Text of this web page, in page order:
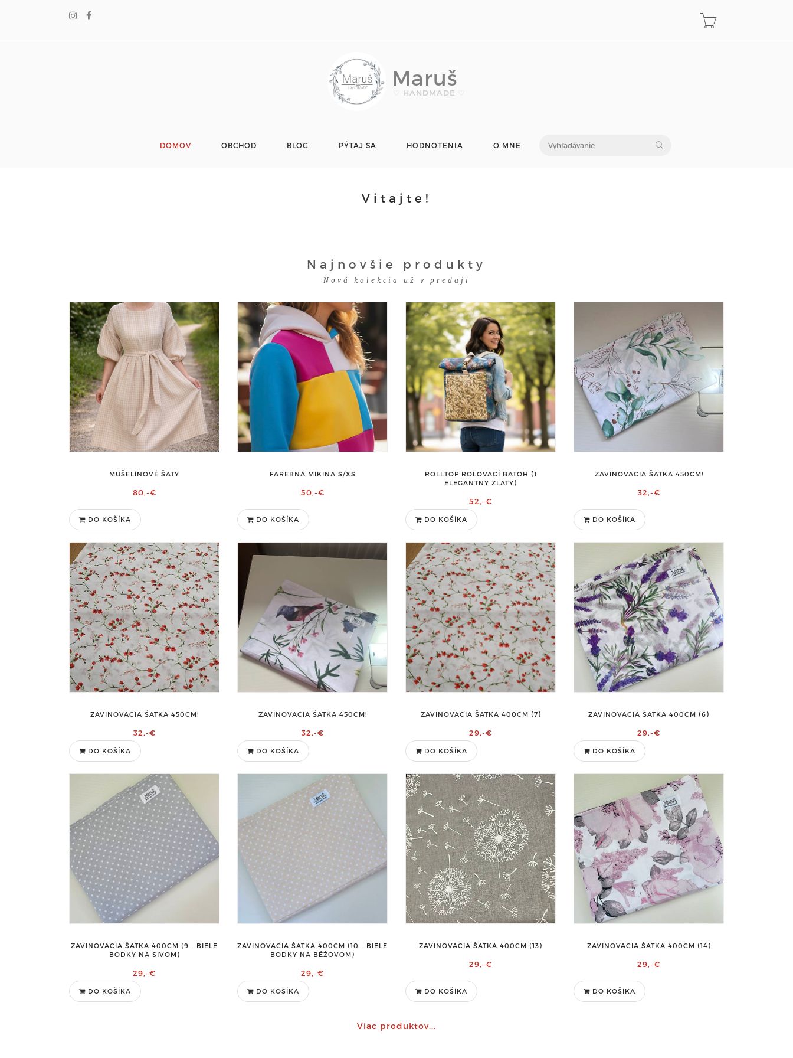
Maruš
♡ HANDMADE ♡
DOMOV OBCHOD BLOG PÝTAJ SA HODNOTENIA O MNE
Vitajte!
Najnovšie produkty
Nová kolekcia už v predaji
MUŠELÍNOVÉ ŠATY
80,-€
DO KOŠÍKA
FAREBNÁ MIKINA S/XS
50,-€
DO KOŠÍKA
ROLLTOP ROLOVACÍ BATOH (1
ELEGANTNY ZLATY)
52,-€
DO KOŠÍKA
ZAVINOVACIA ŠATKA 450CM!
32,-€
DO KOŠÍKA
ZAVINOVACIA ŠATKA 450CM!
32,-€
DO KOŠÍKA
ZAVINOVACIA ŠATKA 450CM!
32,-€
DO KOŠÍKA
ZAVINOVACIA ŠATKA 400CM (7)
29,-€
DO KOŠÍKA
ZAVINOVACIA ŠATKA 400CM (6)
29,-€
DO KOŠÍKA
ZAVINOVACIA ŠATKA 400CM (9 - BIELE
BODKY NA SIVOM)
29,-€
DO KOŠÍKA
ZAVINOVACIA ŠATKA 400CM (10 - BIELE
BODKY NA BÉŽOVOM)
29,-€
DO KOŠÍKA
ZAVINOVACIA ŠATKA 400CM (13)
29,-€
DO KOŠÍKA
ZAVINOVACIA ŠATKA 400CM (14)
29,-€
DO KOŠÍKA
Viac produktov...